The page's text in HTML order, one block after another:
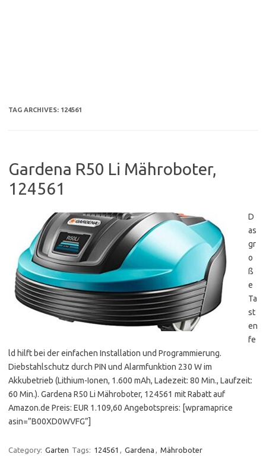
TAG ARCHIVES: 124561
Gardena R50 Li Mähroboter,
124561
D
as
gr
o
ß
e
Ta
st
en
fe
ld hilft bei der einfachen Installation und Programmierung.
Diebstahlschutz durch PIN und Alarmfunktion 230 W im
Akkubetrieb (Lithium-Ionen, 1.600 mAh, Ladezeit: 80 Min., Laufzeit:
60 Min.). Gardena R50 Li Mähroboter, 124561 mit Rabatt auf
Amazon.de Preis: EUR 1.109,60 Angebotspreis: [wpramaprice
asin=”B00XD0WVFG”]
Category: Garten Tags: 124561 , Gardena , Mähroboter